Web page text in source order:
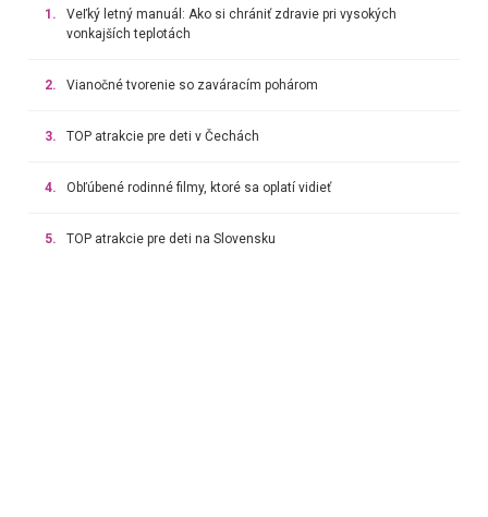
1.
Veľký letný manuál: Ako si chrániť zdravie pri vysokých
vonkajších teplotách
2. Vianočné tvorenie so zaváracím pohárom
3. TOP atrakcie pre deti v Čechách
4. Obľúbené rodinné filmy, ktoré sa oplatí vidieť
5. TOP atrakcie pre deti na Slovensku